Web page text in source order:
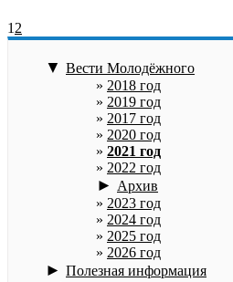
1 2
▼ Вести Молодёжного
2018 год
2019 год
2017 год
2020 год
2021 год
2022 год
► Архив
2023 год
2024 год
2025 год
2026 год
► Полезная информация